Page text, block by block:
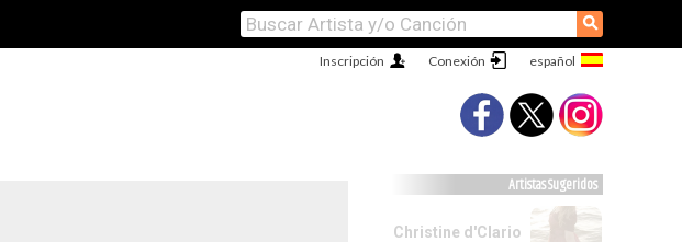
⚲
Conexión
Inscripción
Artistas Sugeridos
Christine d'Clario